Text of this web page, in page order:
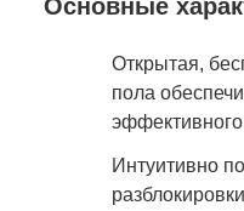
Основные
Открытая,
пола
Интуитивно